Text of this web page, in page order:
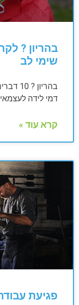
בהריון ?
שימי לב
בהריון ? 10 דברים שאת צריכה לדעת
דמי לידה
קרא עוד »
פגיעת